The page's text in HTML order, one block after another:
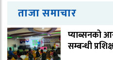
ताजा समाचार
प्याब्सनको
सम्बन्धी